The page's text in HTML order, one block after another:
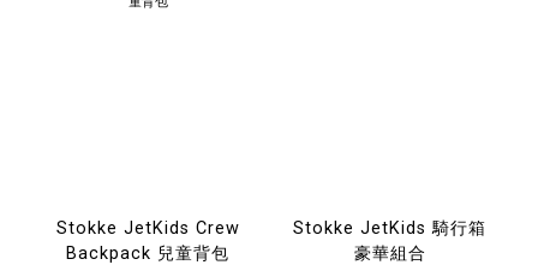
Stokke JetKids Crew
Backpack 兒童背包
Stokke JetKids 騎行箱
豪華組合